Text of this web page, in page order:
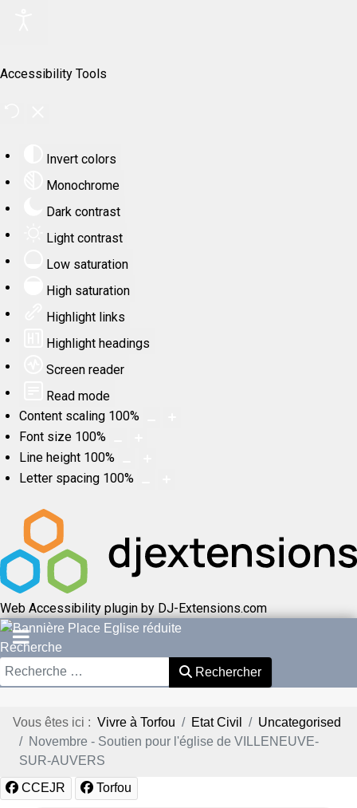
Accessibility Tools
Invert colors
Monochrome
Dark contrast
Light contrast
Low saturation
High saturation
Highlight links
Highlight headings
Screen reader
Read mode
Content scaling 100%
Font size 100%
Line height 100%
Letter spacing 100%
Web Accessibility plugin by DJ-Extensions.com
Recherche
Rechercher
Vous êtes ici : Vivre à Torfou Etat Civil
Uncategorised
Novembre - Soutien pour l'église de VILLENEUVE-
SUR-AUVERS
CCEJR Torfou